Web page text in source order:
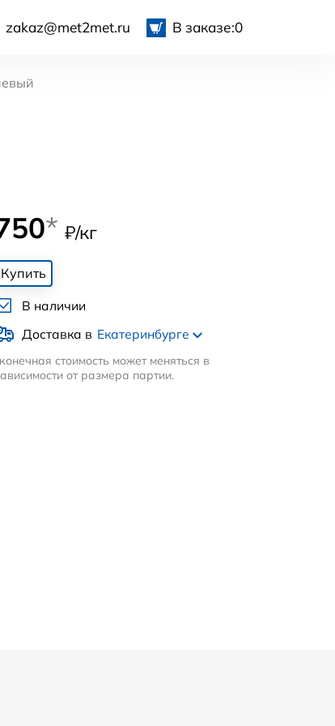
zakaz@met2met.ru В заказе:0
* ₽/кг
Купить
В наличии
Доставка в Екатеринбурге
стоимость может меняться в
от размера партии.